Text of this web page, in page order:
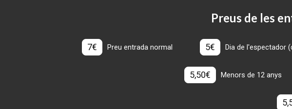
Preus de les
7€ Preu entrada normal 5€ Dia de l'espectador
5,50€ Menors de 12 anys